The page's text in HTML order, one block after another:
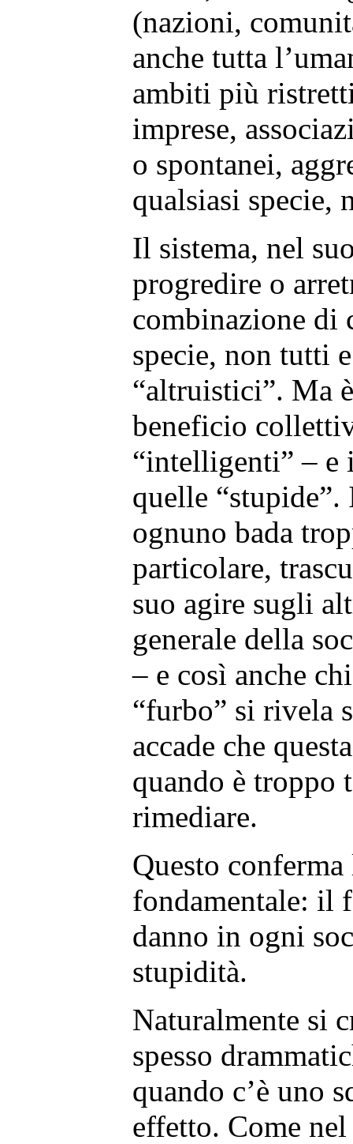
(nazioni,
anche tutta
ambiti più
imprese,
o spontanei,
qualsiasi specie,
Il sistema, nel
progredire o
combinazione di
specie, non tutti
“altruistici”. Ma
beneficio
“intelligenti” – e
quelle “stupide”.
ognuno bada
particolare,
suo agire sugli
generale della
– e così anche
“furbo” si rivela
accade che
quando è troppo
rimediare.
Questo conferma
fondamentale: il
danno in ogni
stupidità.
Naturalmente si
spesso
quando c’è uno
effetto. Come